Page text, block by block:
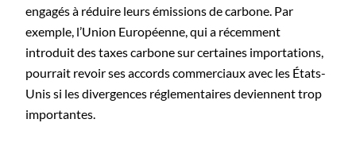
engagés à réduire leurs émissions de carbone. Par
exemple, l’Union Européenne, qui a récemment
introduit des taxes carbone sur certaines importations,
pourrait revoir ses accords commerciaux avec les États-
Unis si les divergences réglementaires deviennent trop
importantes.